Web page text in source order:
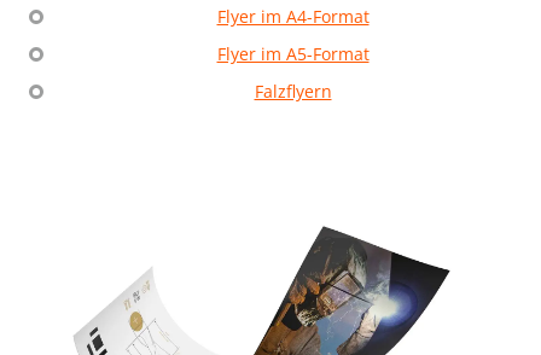
Flyer im A4-Format
Flyer im A5-Format
Falzflyern